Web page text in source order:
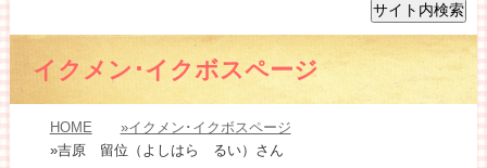
イクメン･イクボスページ
HOME
»イクメン･イクボスページ
»吉原 留位（よしはら るい）さん